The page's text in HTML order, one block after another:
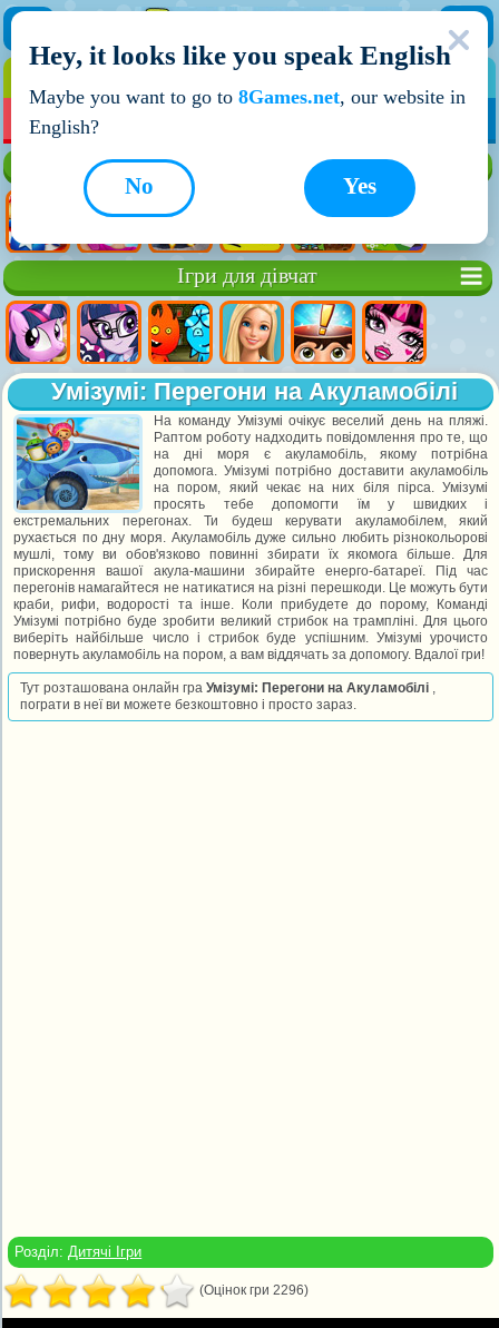
НОВІ ІГРИ
Ігри для дівчат
Умізумі: Перегони на Акуламобілі
На команду Умізумі очікує веселий день на пляжі.
Раптом роботу надходить повідомлення про те, що
на дні моря є акуламобіль, якому потрібна
допомога. Умізумі потрібно доставити акуламобіль
на пором, який чекає на них біля пірса. Умізумі
просять тебе допомогти їм у швидких і
екстремальних перегонах. Ти будеш керувати акуламобілем, який
рухається по дну моря. Акуламобіль дуже сильно любить різнокольорові
мушлі, тому ви обов'язково повинні збирати їх якомога більше. Для
прискорення вашої акула-машини збирайте енерго-батареї. Під час
перегонів намагайтеся не натикатися на різні перешкоди. Це можуть бути
краби, рифи, водорості та інше. Коли прибудете до порому, Команді
Умізумі потрібно буде зробити великий стрибок на трампліні. Для цього
виберіть найбільше число і стрибок буде успішним. Умізумі урочисто
повернуть акуламобіль на пором, а вам віддячать за допомогу. Вдалої гри!
Тут розташована онлайн граУмізумі: Перегони на Акуламобілі ,
пограти в неї ви можете безкоштовно і просто зараз.
Розділ:Дитячі Ігри
(Оцінок гри 2296)
Hey, it looks like you speak English
Maybe you want to go to 8Games.net, our website in
English?
Yes
No